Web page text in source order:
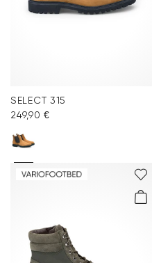
Kollektionen
SELECT 315
249,90 €